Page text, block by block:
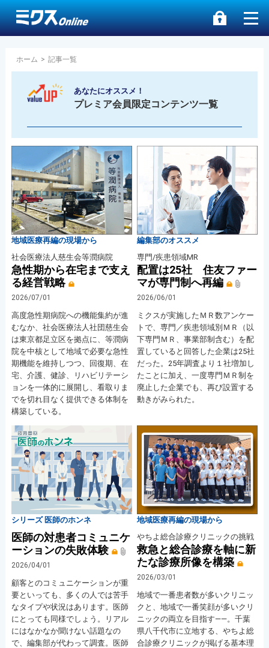
ホーム > 記事一覧
あなたにオススメ！
プレミア会員限定コンテンツ一覧
地域医療再編の現場から
社会医療法人慈生会等潤病院
急性期から在宅まで支え
る経営戦略
2026/07/01
高度急性期病院への機能集約が進
むなか、社会医療法人社団慈生会
は東京都足立区を拠点に、等潤病
院を中核として地域で必要な急性
期機能を維持しつつ、回復期、在
宅、介護、健診、リハビリテーシ
ョンを一体的に展開し、看取りま
でを切れ目なく提供できる体制を
構築している。
編集部のオススメ
専門/疾患領域MR
配置は25社 住友ファー
マが専門制へ再編
2026/06/01
ミクスが実施したＭＲ数アンケー
トで、専門／疾患領域別ＭＲ（以
下専門ＭＲ、事業部制含む）を配
置していると回答した企業は25社
だった。25年調査より１社増加し
たことに加え、一度専門ＭＲ制を
廃止した企業でも、再び設置する
動きがみられた。
シリーズ 医師のホンネ
医師の対患者コミュニケ
ーションの失敗体験
2026/04/01
顧客とのコミュニケーションが重
要といっても、多くの人では苦手
なタイプや状況はあります。医師
にとっても同様でしょう。リアル
にはなかなか聞けない話題なの
で、編集部が代わって調査。医師
地域医療再編の現場から
やちよ総合診療クリニックの挑戦
救急と総合診療を軸に新
たな診療所像を構築
2026/03/01
地域で一番患者数が多いクリニッ
クと、地域で一番笑顔が多いクリ
ニックの両立を目指す――。千葉
県八千代市に立地する、やちよ総
合診療クリニックが掲げる基本理